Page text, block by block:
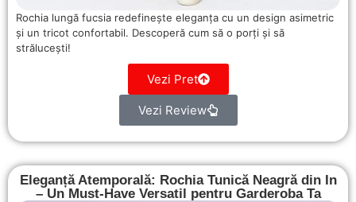
Rochia lungă fucsia redefinește eleganța cu un design asimetric
și un tricot confortabil. Descoperă cum să o porți și să
strălucești!
Vezi Pret
Vezi Review
Eleganță Atemporală: Rochia Tunică Neagră din In
– Un Must-Have Versatil pentru Garderoba Ta